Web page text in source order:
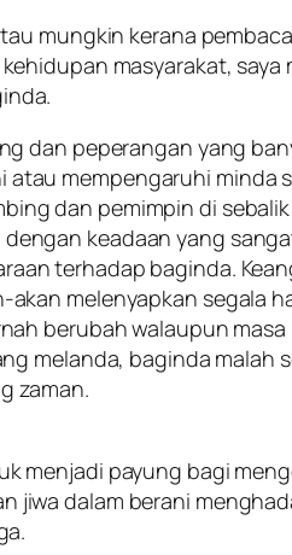
mungkin kerana
masyarakat,
dan peperangan yang
mempengaruhi minda
dan pemimpin di
keadaan yang
terhadap baginda.
melenyapkan segala
berubah walaupun
melanda, baginda
zaman.
menjadi payung bagi
jiwa dalam berani